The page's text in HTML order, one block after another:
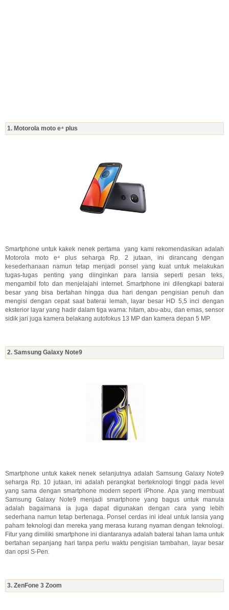
1. Motorola moto e⁴ plus
Smartphone untuk kakek nenek pertama yang kami rekomendasikan adalah
Motorola moto e⁴ plus seharga Rp. 2 jutaan, ini dirancang dengan
kesederhanaan namun tetap menjadi ponsel yang kuat untuk melakukan
tugas-tugas penting yang diinginkan para lansia seperti pesan teks,
mengambil foto dan menjelajahi internet. Smartphone ini dilengkapi baterai
besar yang bisa bertahan hingga dua hari dengan pengisian penuh dan
mengisi dengan cepat saat baterai lemah, layar besar HD 5,5 inci dengan
eksterior layar yang hadir dalam tiga warna: hitam, abu-abu, dan emas, sensor
sidik jari juga kamera belakang autofokus 13 MP dan kamera depan 5 MP.
2. Samsung Galaxy Note9
Smartphone untuk kakek nenek selanjutnya adalah Samsung Galaxy Note9
seharga Rp. 10 jutaan, ini adalah perangkat berteknologi tinggi pada level
yang sama dengan smartphone modern seperti iPhone. Apa yang membuat
Samsung Galaxy Note9 menjadi smartphone yang bagus untuk manula
adalah bagaimana ia juga dapat digunakan dengan cara yang lebih
sederhana namun tetap bertenaga. Ponsel cerdas ini ideal untuk lansia yang
paham teknologi dan mereka yang merasa kurang nyaman dengan teknologi.
Fitur yang dimiliki smartphone ini diantaranya adalah baterai tahan lama untuk
bertahan sepanjang hari tanpa perlu waktu pengisian tambahan, layar besar
dan opsi S-Pen.
3. ZenFone 3 Zoom